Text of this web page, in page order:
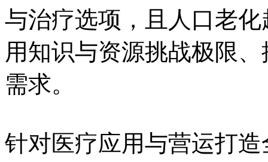
与治疗选项，且人口老
用知识与资源挑战极限
需求。
针对医疗应用与营运打